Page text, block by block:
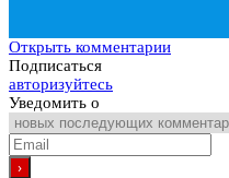
Открыть комментарии
Подписаться
авторизуйтесь
Уведомить о